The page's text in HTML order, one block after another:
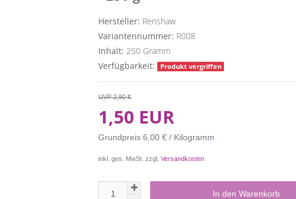
Hersteller: Renshaw
Variantennummer: R008
Inhalt: 250 Gramm
Verfügbarkeit:
Produkt vergriffen
UVP 2,90 €
1,50 EUR
Grundpreis6,00 € / Kilogramm
inkl. ges. MwSt. zzgl.Versandkosten
In den Warenkorb